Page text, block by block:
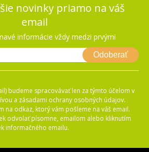
novinky priamo na váš
email
informácie vždy medzi prvými
Odoberať
budeme spracovávať len za týmto účelom v
a zásadami ochrany osobných údajov.
na odkaz, ktorý vám pošleme na váš email.
odvolať písomne, emailom alebo kliknutím
informačného emailu.